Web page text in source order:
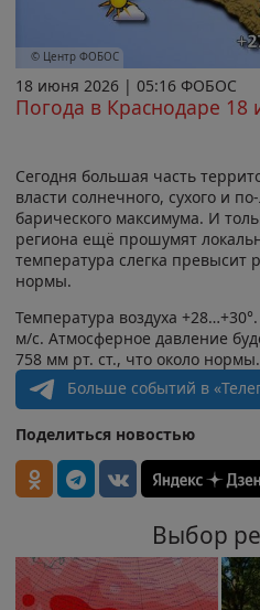
© Центр ФОБОС
18 июня 2026 | 05:16 ФОБОС
Погода в Краснодаре 18
Сегодня большая часть
власти солнечного, сухого и
барического максимума. И
региона ещё прошумят
температура слегка превысит
нормы.
Температура воздуха
м/с. Атмосферное давление
758 мм рт. ст., что около нормы.
Больше событий в
Поделиться новостью
Выбор